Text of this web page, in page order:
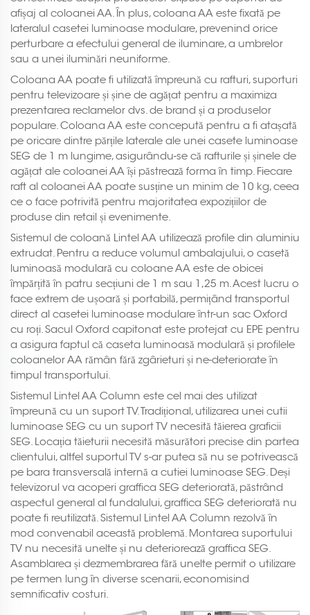
afișaj al coloanei AA. În plus, coloana AA este fixată pe
lateralul casetei luminoase modulare, prevenind orice
perturbare a efectului general de iluminare, a umbrelor
sau a unei iluminări neuniforme.
Coloana AA poate fi utilizată împreună cu rafturi, suporturi
pentru televizoare și șine de agățat pentru a maximiza
prezentarea reclamelor dvs. de brand și a produselor
populare. Coloana AA este concepută pentru a fi atașată
pe oricare dintre părțile laterale ale unei casete luminoase
SEG de 1 m lungime, asigurându-se că rafturile și șinele de
agățat ale coloanei AA își păstrează forma în timp. Fiecare
raft al coloanei AA poate susține un minim de 10 kg, ceea
ce o face potrivită pentru majoritatea expozițiilor de
produse din retail și evenimente.
Sistemul de coloană Lintel AA utilizează profile din aluminiu
extrudat. Pentru a reduce volumul ambalajului, o casetă
luminoasă modulară cu coloane AA este de obicei
împărțită în patru secțiuni de 1 m sau 1,25 m. Acest lucru o
face extrem de ușoară și portabilă, permițând transportul
direct al casetei luminoase modulare într-un sac Oxford
cu roți. Sacul Oxford capitonat este protejat cu EPE pentru
a asigura faptul că caseta luminoasă modulară și profilele
coloanelor AA rămân fără zgârieturi și ne-deteriorate în
timpul transportului.
Sistemul Lintel AA Column este cel mai des utilizat
împreună cu un suport TV. Tradițional, utilizarea unei cutii
luminoase SEG cu un suport TV necesită tăierea graficii
SEG. Locația tăieturii necesită măsurători precise din partea
clientului, altfel suportul TV s-ar putea să nu se potrivească
pe bara transversală internă a cutiei luminoase SEG. Deși
televizorul va acoperi graffica SEG deteriorată, păstrând
aspectul general al fundalului, graffica SEG deteriorată nu
poate fi reutilizată. Sistemul Lintel AA Column rezolvă în
mod convenabil această problemă. Montarea suportului
TV nu necesită unelte și nu deteriorează graffica SEG.
Asamblarea și dezmembrarea fără unelte permit o utilizare
pe termen lung în diverse scenarii, economisind
semnificativ costuri.